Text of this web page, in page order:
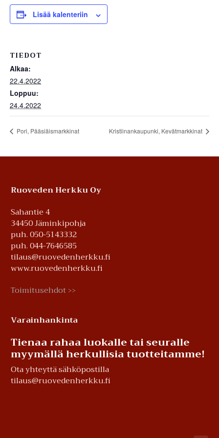
Lisää kalenteriin
TIEDOT
Alkaa:
22.4.2022
Loppuu:
24.4.2022
Pori, Pääsiäismarkkinat Kristiinankaupunki, Kevätmarkkinat
Footer
Ruoveden Herkku Oy
Sahantie 4
34450 Jäminkipohja
puh. 050-5143332
puh. 044-7646585
tilaus@ruovedenherkku.fi
www.ruovedenherkku.fi
Toimitusehdot >>
Varainhankinta
Tienaa rahaa luokalle tai seuralle
myymällä herkullisia tuotteitamme!
Ota yhteyttä sähköpostilla
tilaus@ruovedenherkku.fi